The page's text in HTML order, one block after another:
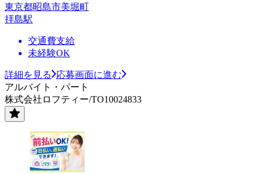
東京都昭島市美堀町
拝島駅
交通費支給
未経験OK
詳細を見る
応募画面に進む
アルバイト・パート
株式会社ロフティー/TO10024833